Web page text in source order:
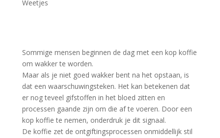
Weetjes
Sommige mensen beginnen de dag met een kop koffie
om wakker te worden.
Maar als je niet goed wakker bent na het opstaan, is
dat een waarschuwingsteken. Het kan betekenen dat
er nog teveel gifstoffen in het bloed zitten en
processen gaande zijn om die af te voeren. Door een
kop koffie te nemen, onderdruk je dit signaal.
De koffie zet de ontgiftingsprocessen onmiddellijk stil